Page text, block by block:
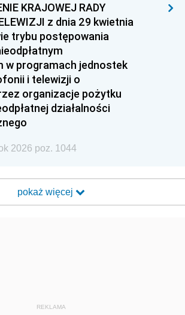
KRAJOWEJ RADY
z dnia 29 kwietnia
trybu postępowania
w programach jednostek
i telewizji o
organizacje pożytku
działalności
2026 poz. 1044
pokaż więcej
REKLAMA